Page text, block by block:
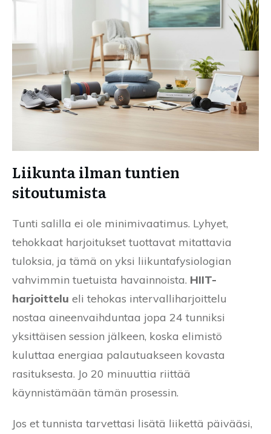
Liikunta ilman tuntien
sitoutumista
Tunti salilla ei ole minimivaatimus. Lyhyet,
tehokkaat harjoitukset tuottavat mitattavia
tuloksia, ja tämä on yksi liikuntafysiologian
vahvimmin tuetuista havainnoista. HIIT-
harjoittelu eli tehokas intervalliharjoittelu
nostaa aineenvaihduntaa jopa 24 tunniksi
yksittäisen session jälkeen, koska elimistö
kuluttaa energiaa palautuakseen kovasta
rasituksesta. Jo 20 minuuttia riittää
käynnistämään tämän prosessin.
Jos et tunnista tarvettasi lisätä liikettä päivääsi,